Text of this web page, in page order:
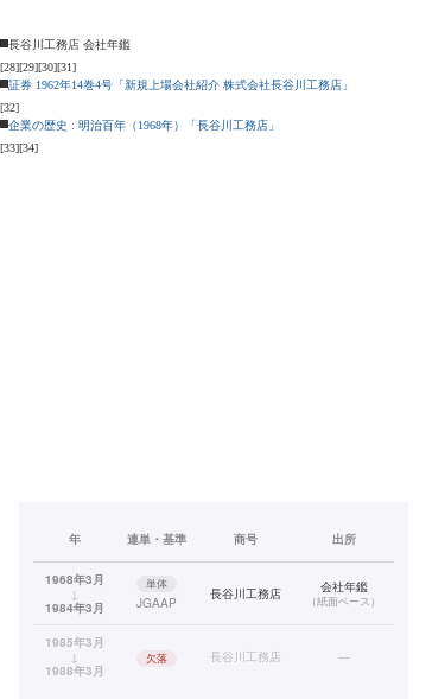
長谷川工務店 会社年鑑
[28][29][30][31]
証券 1962年14巻4号「新規上場会社紹介 株式会社長谷川工務店」
[32]
企業の歴史 : 明治百年（1968年）「長谷川工務店」
[33][34]
年
連単・基準 商号 出所
1968年3月
↓
1984年3月
単体
JGAAP
長谷川工務店 会社年鑑
（紙面ベース）
1985年3月
↓
1988年3月
欠落 長谷川工務店 —